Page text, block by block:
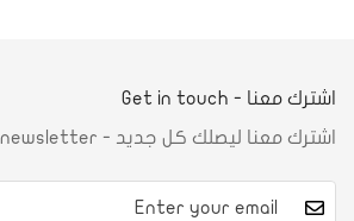
اشترك معنا - Get in touch
اشترك معنا ليصلك كل جديد - Sign up for our newsletter